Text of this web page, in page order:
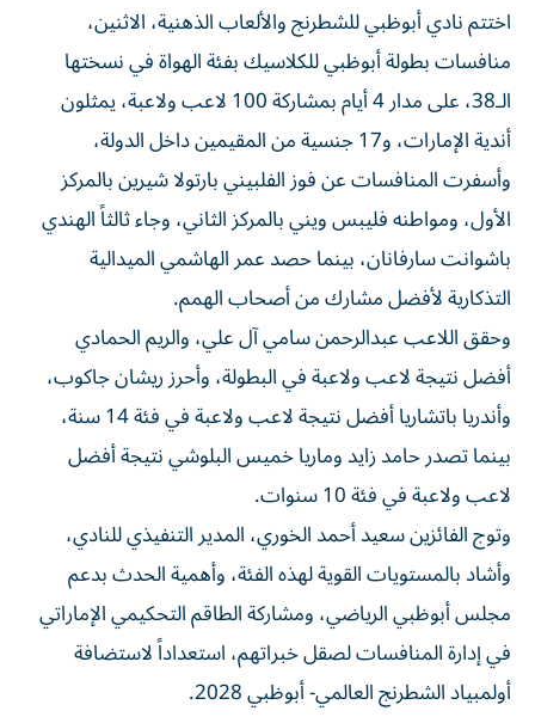
اختتم نادي أبوظبي للشطرنج والألعاب الذهنية، الاثنين،
منافسات بطولة أبوظبي للكلاسيك بفئة الهواة في نسختها
الـ38، على مدار 4 أيام بمشاركة 100 لاعب ولاعبة، يمثلون
أندية الإمارات، و17 جنسية من المقيمين داخل الدولة،
وأسفرت المنافسات عن فوز الفلبيني بارتولا شيرين بالمركز
الأول، ومواطنه فليبس ويني بالمركز الثاني، وجاء ثالثاً الهندي
باشوانت سارفانان، بينما حصد عمر الهاشمي الميدالية
التذكارية لأفضل مشارك من أصحاب الهمم.
وحقق اللاعب عبدالرحمن سامي آل علي، والريم الحمادي
أفضل نتيجة لاعب ولاعبة في البطولة، وأحرز ريشان جاكوب،
وأندريا باتشاريا أفضل نتيجة لاعب ولاعبة في فئة 14 سنة،
بينما تصدر حامد زايد وماريا خميس البلوشي نتيجة أفضل
لاعب ولاعبة في فئة 10 سنوات.
وتوج الفائزين سعيد أحمد الخوري، المدير التنفيذي للنادي،
وأشاد بالمستويات القوية لهذه الفئة، وأهمية الحدث بدعم
مجلس أبوظبي الرياضي، ومشاركة الطاقم التحكيمي الإماراتي
في إدارة المنافسات لصقل خبراتهم، استعداداً لاستضافة
أولمبياد الشطرنج العالمي- أبوظبي 2028.